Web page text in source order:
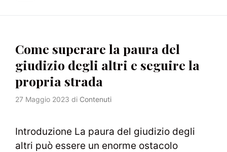
Come superare la paura del
giudizio degli altri e seguire la
propria strada
27 Maggio 2023 di Contenuti
Introduzione La paura del giudizio degli
altri può essere un enorme ostacolo